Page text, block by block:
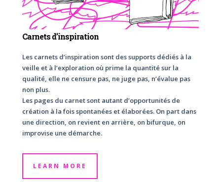
Carnets d’inspiration
Les carnets d’inspiration sont des supports dédiés à la
veille et à l’exploration où prime la quantité sur la
qualité, elle ne censure pas, ne juge pas, n’évalue pas
non plus.
Les pages du carnet sont autant d’opportunités de
création à la fois spontanées et élaborées. On part dans
une direction, on revient en arrière, on bifurque, on
improvise une démarche.
LEARN MORE